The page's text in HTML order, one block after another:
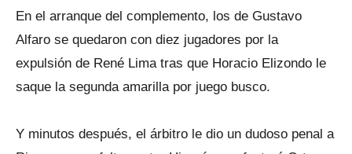
En el arranque del complemento, los de Gustavo
Alfaro se quedaron con diez jugadores por la
expulsión de René Lima tras que Horacio Elizondo le
saque la segunda amarilla por juego busco.
Y minutos después, el árbitro le dio un dudoso penal a